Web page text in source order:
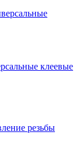
клеевые
резьбы